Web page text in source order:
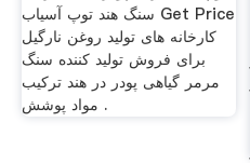
سنگ هند توپ آسیاب Get Price
کارخانه های تولید روغن نارگیل
برای فروش تولید کننده سنگ
مرمر گیاهی پودر در هند ترکیب
مواد پوشش .